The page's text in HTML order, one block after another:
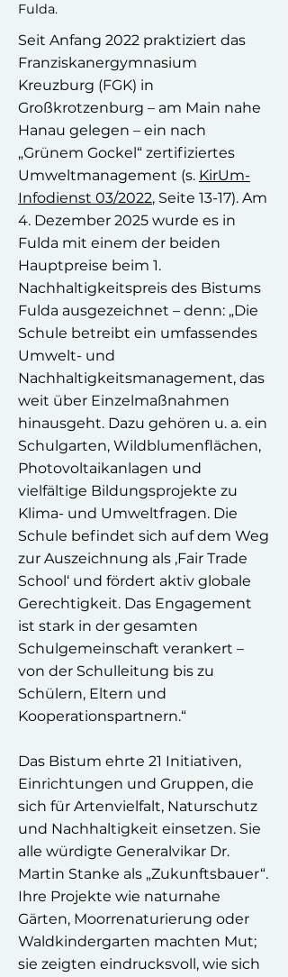
Fulda.
Seit Anfang 2022 praktiziert das
Franziskanergymnasium
Kreuzburg (FGK) in
Großkrotzenburg – am Main nahe
Hanau gelegen – ein nach
„Grünem Gockel“ zertifiziertes
Umweltmanagement (s. KirUm-
Infodienst 03/2022, Seite 13-17). Am
4. Dezember 2025 wurde es in
Fulda mit einem der beiden
Hauptpreise beim 1.
Nachhaltigkeitspreis des Bistums
Fulda ausgezeichnet – denn: „Die
Schule betreibt ein umfassendes
Umwelt- und
Nachhaltigkeitsmanagement, das
weit über Einzelmaßnahmen
hinausgeht. Dazu gehören u. a. ein
Schulgarten, Wildblumenflächen,
Photovoltaikanlagen und
vielfältige Bildungsprojekte zu
Klima- und Umweltfragen. Die
Schule befindet sich auf dem Weg
zur Auszeichnung als ‚Fair Trade
School‘ und fördert aktiv globale
Gerechtigkeit. Das Engagement
ist stark in der gesamten
Schulgemeinschaft verankert –
von der Schulleitung bis zu
Schülern, Eltern und
Kooperationspartnern.“
Das Bistum ehrte 21 Initiativen,
Einrichtungen und Gruppen, die
sich für Artenvielfalt, Naturschutz
und Nachhaltigkeit einsetzen. Sie
alle würdigte Generalvikar Dr.
Martin Stanke als „Zukunftsbauer“.
Ihre Projekte wie naturnahe
Gärten, Moorrenaturierung oder
Waldkindergarten machten Mut;
sie zeigten eindrucksvoll, wie sich